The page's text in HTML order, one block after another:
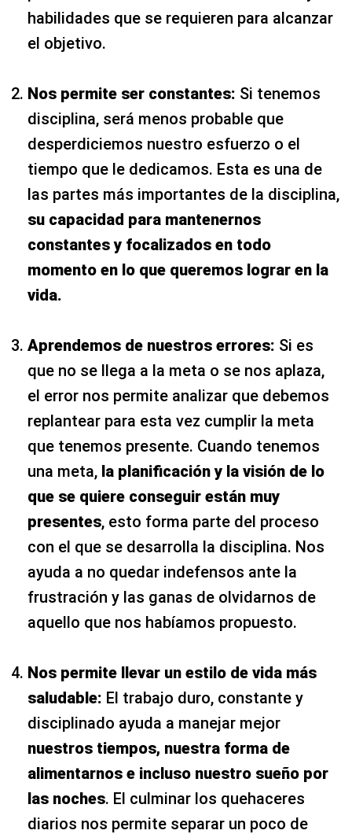
habilidades que se requieren para alcanzar
el objetivo.
Nos permite ser constantes: Si tenemos
disciplina, será menos probable que
desperdiciemos nuestro esfuerzo o el
tiempo que le dedicamos. Esta es una de
las partes más importantes de la disciplina,
su capacidad para mantenernos
constantes y focalizados en todo
momento en lo que queremos lograr en la
vida.
Aprendemos de nuestros errores: Si es
que no se llega a la meta o se nos aplaza,
el error nos permite analizar que debemos
replantear para esta vez cumplir la meta
que tenemos presente. Cuando tenemos
una meta, la planificación y la visión de lo
que se quiere conseguir están muy
presentes, esto forma parte del proceso
con el que se desarrolla la disciplina. Nos
ayuda a no quedar indefensos ante la
frustración y las ganas de olvidarnos de
aquello que nos habíamos propuesto.
Nos permite llevar un estilo de vida más
saludable: El trabajo duro, constante y
disciplinado ayuda a manejar mejor
nuestros tiempos, nuestra forma de
alimentarnos e incluso nuestro sueño por
las noches. El culminar los quehaceres
diarios nos permite separar un poco de